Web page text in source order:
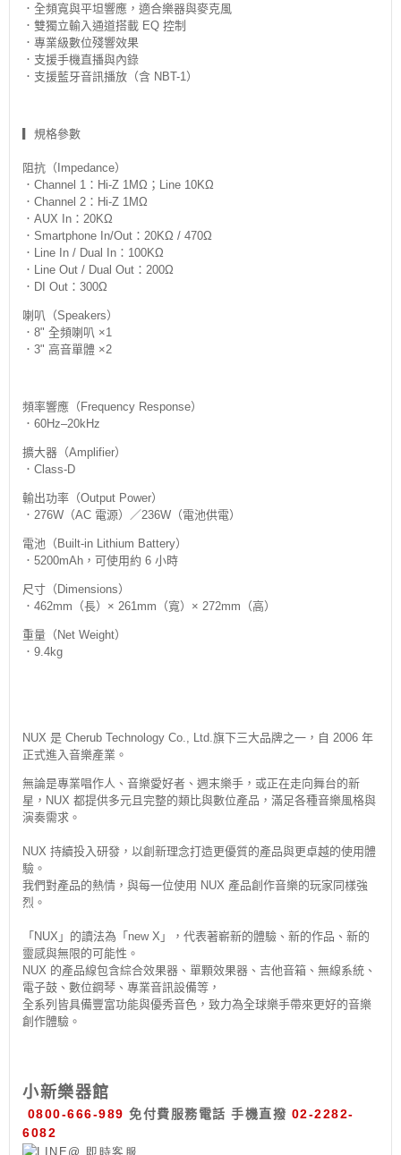
．全頻寬與平坦響應，適合樂器與麥克風
．雙獨立輸入通道搭載 EQ 控制
．專業級數位殘響效果
．支援手機直播與內錄
．支援藍牙音訊播放（含 NBT-1）
▎規格參數
阻抗（Impedance）
．Channel 1：Hi-Z 1MΩ；Line 10KΩ
．Channel 2：Hi-Z 1MΩ
．AUX In：20KΩ
．Smartphone In/Out：20KΩ / 470Ω
．Line In / Dual In：100KΩ
．Line Out / Dual Out：200Ω
．DI Out：300Ω
喇叭（Speakers）
．8" 全頻喇叭 ×1
．3" 高音單體 ×2
頻率響應（Frequency Response）
．60Hz–20kHz
擴大器（Amplifier）
．Class-D
輸出功率（Output Power）
．276W（AC 電源）／236W（電池供電）
電池（Built-in Lithium Battery）
．5200mAh，可使用約 6 小時
尺寸（Dimensions）
．462mm（長）× 261mm（寬）× 272mm（高）
重量（Net Weight）
．9.4kg
NUX 是 Cherub Technology Co., Ltd.旗下三大品牌之一，自 2006 年
正式進入音樂產業。
無論是專業唱作人、音樂愛好者、週末樂手，或正在走向舞台的新
星，NUX 都提供多元且完整的類比與數位產品，滿足各種音樂風格與
演奏需求。
NUX 持續投入研發，以創新理念打造更優質的產品與更卓越的使用體
驗。
我們對產品的熱情，與每一位使用 NUX 產品創作音樂的玩家同樣強
烈。
「NUX」的讀法為「new X」，代表著嶄新的體驗、新的作品、新的
靈感與無限的可能性。
NUX 的產品線包含綜合效果器、單顆效果器、吉他音箱、無線系統、
電子鼓、數位鋼琴、專業音訊設備等，
全系列皆具備豐富功能與優秀音色，致力為全球樂手帶來更好的音樂
創作體驗。
小新樂器館
0800-666-989 免付費服務電話 手機直撥 02-2282-
6082